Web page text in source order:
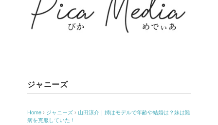
ジャニーズ
Home › ジャニーズ › 山田涼介｜姉はモデルで年齢や結婚は？妹は難
病を克服していた！